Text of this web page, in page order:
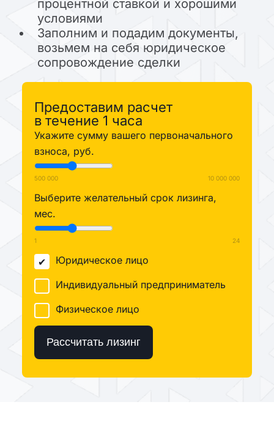
процентной ставкой и хорошими
условиями
Заполним и подадим документы,
возьмем на себя юридическое
сопровождение сделки
Предоставим расчет
в течение 1 часа
Укажите сумму вашего первоначального
взноса, руб.
500 000 10 000 000
Выберите желательный срок лизинга,
мес.
1 24
Юридическое лицо
Индивидуальный предприниматель
Физическое лицо
Рассчитать лизинг